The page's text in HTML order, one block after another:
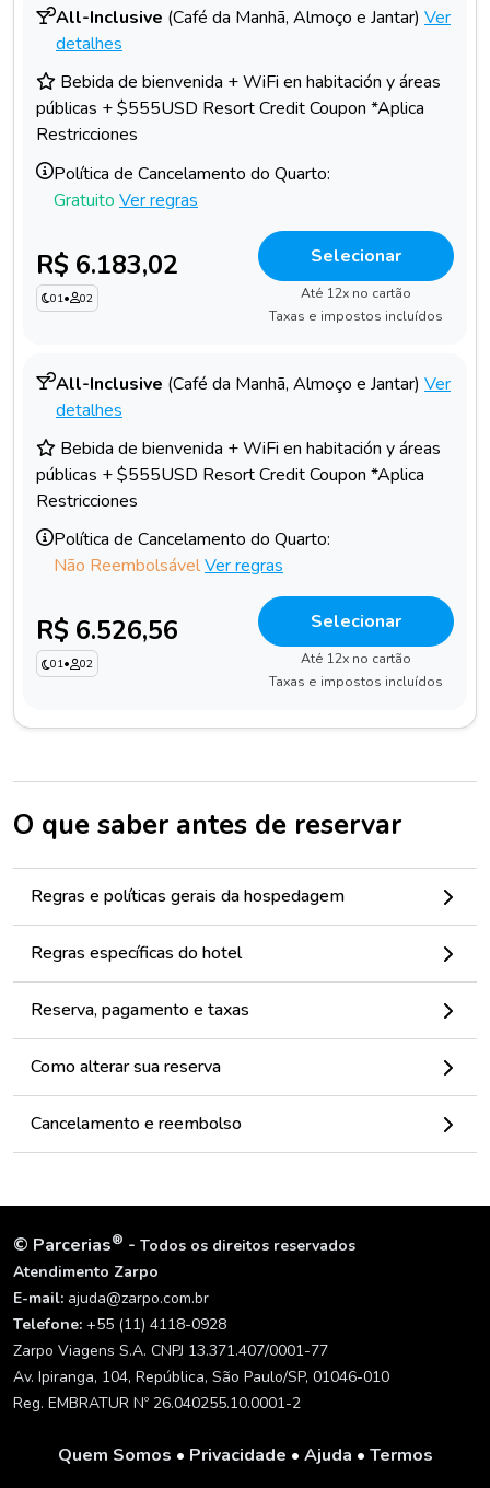
All-Inclusive (Café da Manhã, Almoço e Jantar) Ver
detalhes
Bebida de bienvenida + WiFi en habitación y áreas
públicas + $555USD Resort Credit Coupon *Aplica
Restricciones
Política de Cancelamento do Quarto:
Gratuito Ver regras
R$ 6.183,02
01• 02
Selecionar
Até 12x no cartão
Taxas e impostos incluídos
All-Inclusive (Café da Manhã, Almoço e Jantar) Ver
detalhes
Bebida de bienvenida + WiFi en habitación y áreas
públicas + $555USD Resort Credit Coupon *Aplica
Restricciones
Política de Cancelamento do Quarto:
Não ReembolsávelVer regras
R$ 6.526,56
01• 02
Selecionar
Até 12x no cartão
Taxas e impostos incluídos
O que saber antes de reservar
Regras e políticas gerais da hospedagem
Regras específicas do hotel
Reserva, pagamento e taxas
Como alterar sua reserva
Cancelamento e reembolso
© Parcerias® - Todos os direitos reservados
Atendimento Zarpo
E-mail: ajuda@zarpo.com.br
Telefone: +55 (11) 4118-0928
Zarpo Viagens S.A. CNPJ 13.371.407/0001-77
Av. Ipiranga, 104, República, São Paulo/SP, 01046-010
Reg. EMBRATUR Nº 26.040255.10.0001-2
Quem Somos • Privacidade • Ajuda • Termos